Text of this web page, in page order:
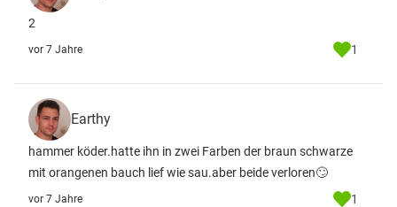
2
vor 7 Jahre 1
Earthy
hammer köder.hatte ihn in zwei Farben der braun schwarze
mit orangenen bauch lief wie sau.aber beide verloren🙄
vor 7 Jahre 1